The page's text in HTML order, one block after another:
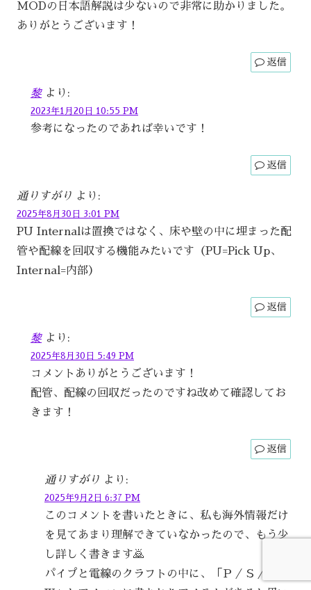
MODの日本語解説は少ないので非常に助かりました。
ありがとうございます！
返信
黎 より:
2023年1月20日 10:55 PM
参考になったのであれば幸いです！
返信
通りすがり より:
2025年8月30日 3:01 PM
PU Internalは置換ではなく、床や壁の中に埋まった配
管や配線を回収する機能みたいです（PU=Pick Up、
Internal=内部）
返信
黎 より:
2025年8月30日 5:49 PM
コメントありがとうございます！
配管、配線の回収だったのですね改めて確認してお
きます！
返信
通りすがり より:
2025年9月2日 6:37 PM
このコメントを書いたときに、私も海外情報だけ
を見てあまり理解できていなかったので、もう少
し詳しく書きます🙇
パイプと電線のクラフトの中に、「Ｐ／Ｓ／Ｔ／